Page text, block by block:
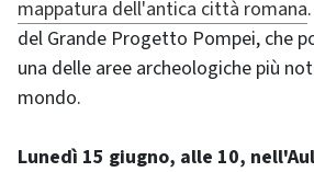
mappatura dell'antica città romana
del Grande Progetto Pompei, che
una delle aree archeologiche più
mondo.
Lunedì 15 giugno, alle 10,